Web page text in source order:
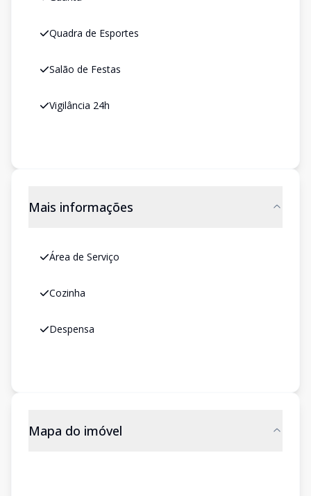
Quadra de Esportes
Salão de Festas
Vigilância 24h
Mais informações
Área de Serviço
Cozinha
Despensa
Mapa do imóvel